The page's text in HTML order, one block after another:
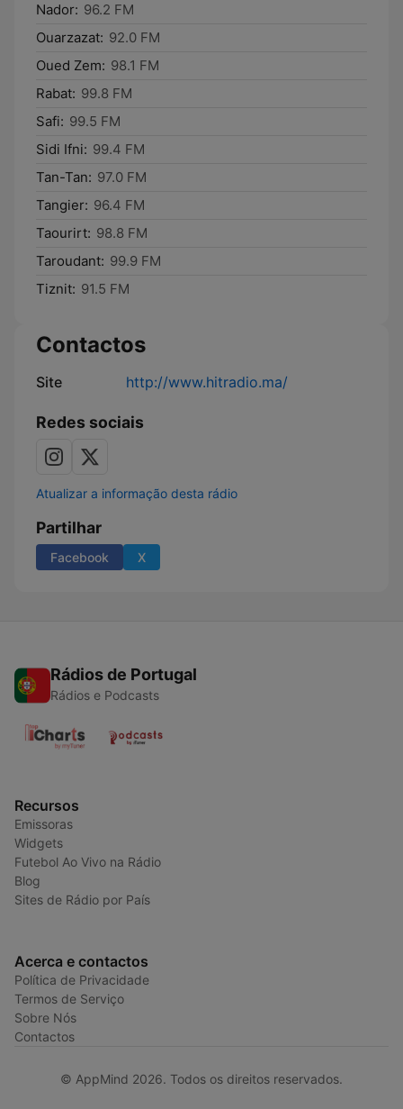
Nador: 96.2 FM
Ouarzazat: 92.0 FM
Oued Zem: 98.1 FM
Rabat: 99.8 FM
Safi: 99.5 FM
Sidi Ifni: 99.4 FM
Tan-Tan: 97.0 FM
Tangier: 96.4 FM
Taourirt: 98.8 FM
Taroudant: 99.9 FM
Tiznit: 91.5 FM
Contactos
Site http://www.hitradio.ma/
Redes sociais
Atualizar a informação desta rádio
Partilhar
Facebook X
Rádios de Portugal
Rádios e Podcasts
Recursos
Emissoras
Widgets
Futebol Ao Vivo na Rádio
Blog
Sites de Rádio por País
Acerca e contactos
Política de Privacidade
Termos de Serviço
Sobre Nós
Contactos
© AppMind 2026. Todos os direitos reservados.